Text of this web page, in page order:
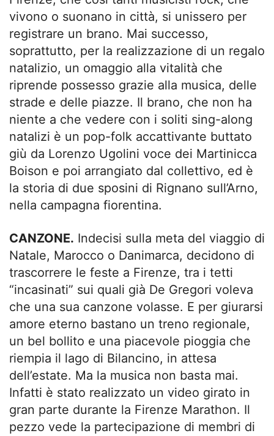
vivono o suonano in città, si unissero per
registrare un brano. Mai successo,
soprattutto, per la realizzazione di un regalo
natalizio, un omaggio alla vitalità che
riprende possesso grazie alla musica, delle
strade e delle piazze. Il brano, che non ha
niente a che vedere con i soliti sing-along
natalizi è un pop-folk accattivante buttato
giù da Lorenzo Ugolini voce dei Martinicca
Boison e poi arrangiato dal collettivo, ed è
la storia di due sposini di Rignano sull’Arno,
nella campagna fiorentina.
CANZONE. Indecisi sulla meta del viaggio di
Natale, Marocco o Danimarca, decidono di
trascorrere le feste a Firenze, tra i tetti
“incasinati” sui quali già De Gregori voleva
che una sua canzone volasse. E per giurarsi
amore eterno bastano un treno regionale,
un bel bollito e una piacevole pioggia che
riempia il lago di Bilancino, in attesa
dell’estate. Ma la musica non basta mai.
Infatti è stato realizzato un video girato in
gran parte durante la Firenze Marathon. Il
pezzo vede la partecipazione di membri di